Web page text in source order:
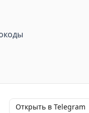
Открыть в Telegram